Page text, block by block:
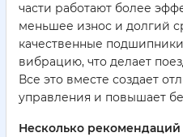
части работают более
меньшее износ и долгий
качественные
вибрацию, что делает
Все это вместе создает
управления и повышает
Несколько